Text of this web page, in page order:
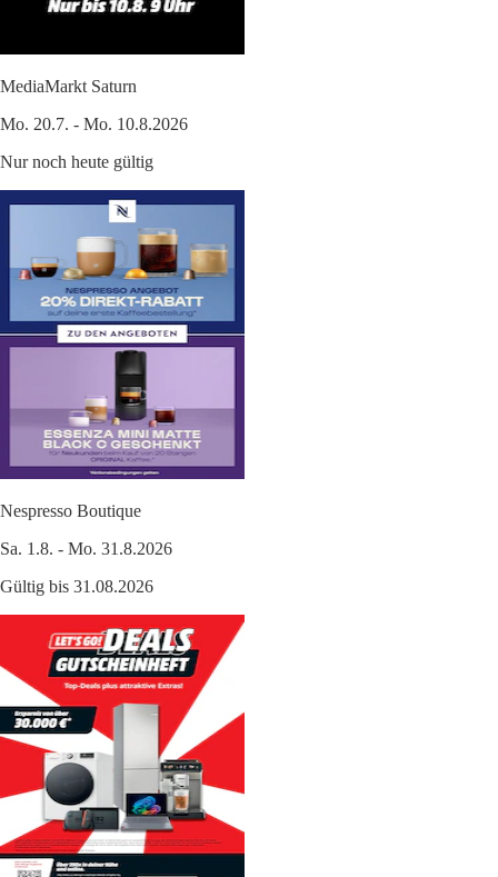
MediaMarkt Saturn
Mo. 20.7. - Mo. 10.8.2026
Nur noch heute gültig
Nespresso Boutique
Sa. 1.8. - Mo. 31.8.2026
Gültig bis 31.08.2026